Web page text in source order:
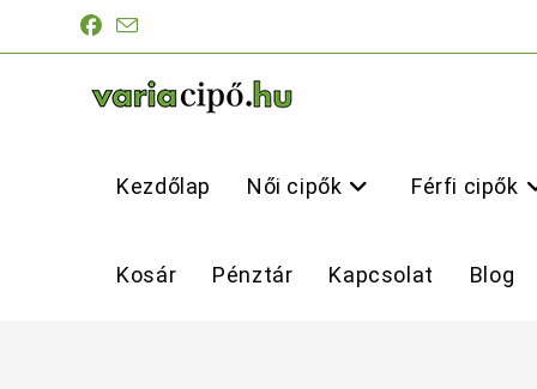
Kezdőlap Női cipők Férfi cipők
Kosár Pénztár Kapcsolat Blog